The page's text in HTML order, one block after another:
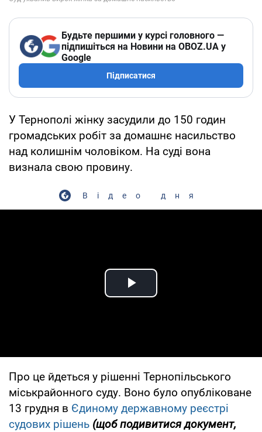
Будьте першими у курсі головного —
підпишіться на Новини на OBOZ.UA у
Google
Підписатися
У Тернополі жінку засудили до 150 годин
громадських робіт за домашнє насильство
над колишнім чоловіком. На суді вона
визнала свою провину.
Відео дня
Play Video
Про це йдеться у рішенні Тернопільського
міськрайонного суду. Воно було опубліковане
13 грудня в Єдиному державному реєстрі
судових рішень (щоб подивитися документ,